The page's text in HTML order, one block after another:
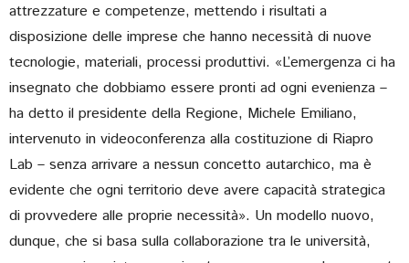
attrezzature e competenze, mettendo i risultati a
disposizione delle imprese che hanno necessità di nuove
tecnologie, materiali, processi produttivi. «L’emergenza ci ha
insegnato che dobbiamo essere pronti ad ogni evenienza –
ha detto il presidente della Regione, Michele Emiliano,
intervenuto in videoconferenza alla costituzione di Riapro
Lab – senza arrivare a nessun concetto autarchico, ma è
evidente che ogni territorio deve avere capacità strategica
di provvedere alle proprie necessità». Un modello nuovo,
dunque, che si basa sulla collaborazione tra le università,